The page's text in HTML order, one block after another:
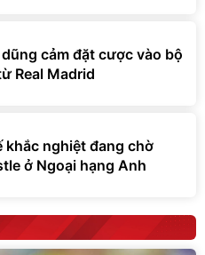
dũng cảm đặt cược vào bộ
Real Madrid
khắc nghiệt đang chờ
ở Ngoại hạng Anh